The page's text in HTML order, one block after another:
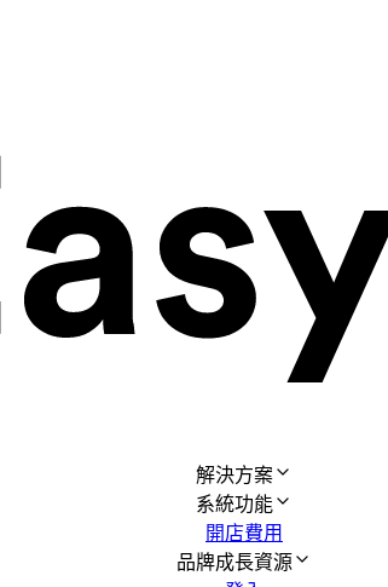
解決方案
系統功能
開店費用
品牌成長資源